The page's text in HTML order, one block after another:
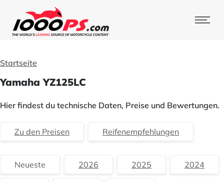
Startseite
Yamaha YZ125LC
Hier findest du technische Daten, Preise und Bewertungen.
Zu den Preisen Reifenempfehlungen
Neueste 2026 2025 2024